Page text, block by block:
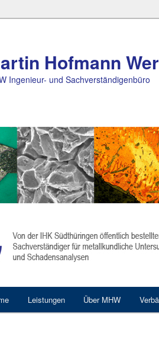
Hofmann
Ingenieur- und Sachverständigenbüro
Leistungen Über MHW